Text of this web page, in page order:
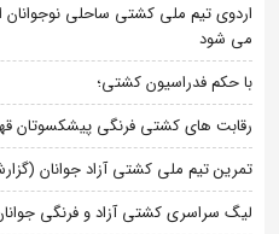
می شود
با حکم فدراسیون کشتی؛
رقابت های کشتی فرنگی پیشکسوتان
تمرین تیم ملی کشتی آزاد جوانان
لیگ سراسری کشتی آزاد و فرنگی